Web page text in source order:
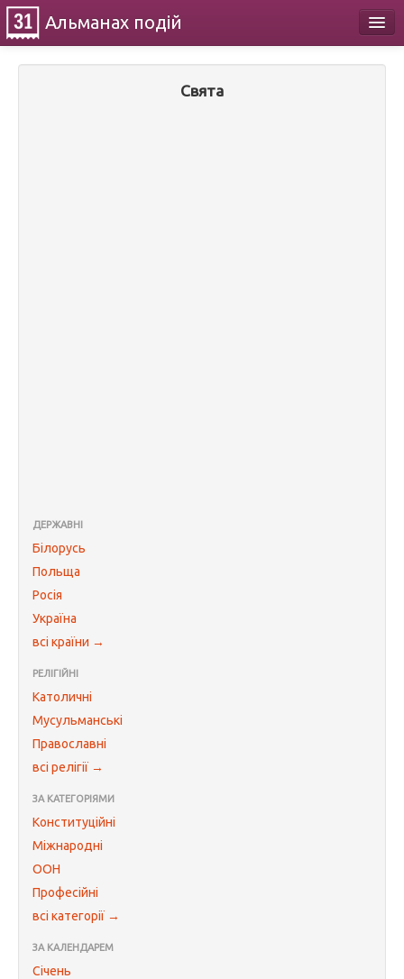
Альманах подій
Свята
ДЕРЖАВНІ
Білорусь
Польща
Росія
Україна
всі країни →
РЕЛІГІЙНІ
Католичні
Мусульманські
Православні
всі релігії →
ЗА КАТЕГОРІЯМИ
Конституційні
Міжнародні
ООН
Професійні
всі категорії →
ЗА КАЛЕНДАРЕМ
Січень